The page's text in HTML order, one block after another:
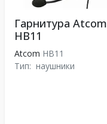
Гарнитура Atcom
HB11
Atcom HB11
Тип: наушники